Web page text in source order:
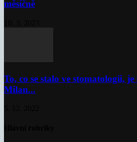
měsíčně
To, co se stalo ve stomatologii,
Milan...